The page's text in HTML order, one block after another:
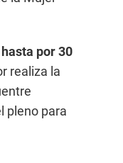
por 30
realiza la
pleno para